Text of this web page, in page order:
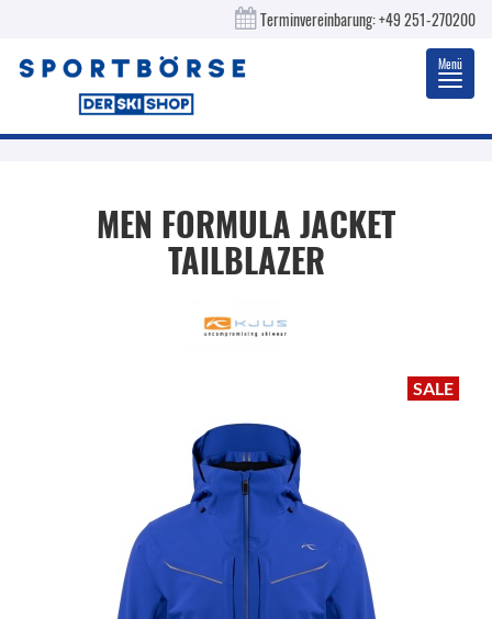
Terminvereinbarung:+49 251-270200
Menü
MEN FORMULA JACKET
TAILBLAZER
SALE